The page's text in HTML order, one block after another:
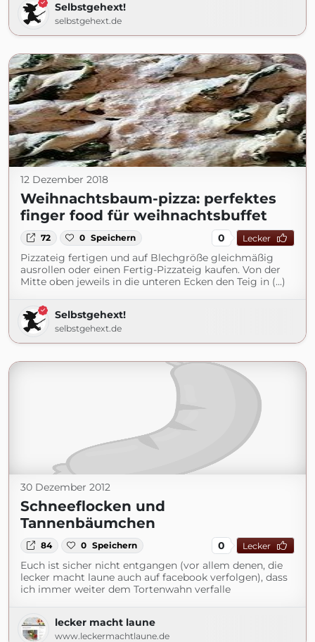
Selbstgehext!
selbstgehext.de
12 Dezember 2018
Weihnachtsbaum-pizza: perfektes
finger food für weihnachtsbuffet
72 0 Speichern 0 Lecker
Pizzateig fertigen und auf Blechgröße gleichmäßig
ausrollen oder einen Fertig-Pizzateig kaufen. Von der
Mitte oben jeweils in die unteren Ecken den Teig in (...)
Selbstgehext!
selbstgehext.de
30 Dezember 2012
Schneeflocken und
Tannenbäumchen
84 0 Speichern 0 Lecker
Euch ist sicher nicht entgangen (vor allem denen, die
lecker macht laune auch auf facebook verfolgen), dass
ich immer weiter dem Tortenwahn verfalle
lecker macht laune
www.leckermachtlaune.de